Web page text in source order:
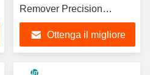
Remover Precision
Economic Pad Printing
Machine per giocattoli,
palloncini e orologi
Ottenga il migliore